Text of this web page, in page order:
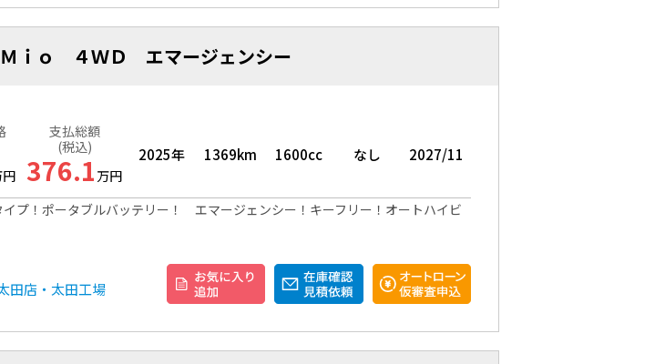
ｉｏ ４ＷＤ エマージェンシー
円
支払総額
(税込)
376.1 万円
2025年 1369km 1600cc なし 2027/11
イプ！ポータブルバッテリー！ エマージェンシー！キーフリー！オートハイビ
田店・太田工場